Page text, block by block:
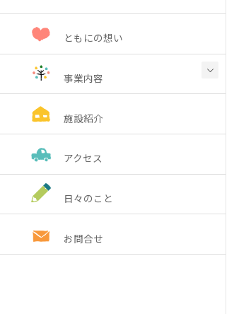
ともにの想い
事業内容
施設紹介
アクセス
日々のこと
お問合せ